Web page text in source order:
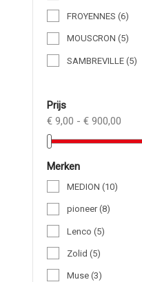
FROYENNES (6)
MOUSCRON (5)
SAMBREVILLE (5)
prijs
€ 9,00 - € 900,00
merken
MEDION (10)
pioneer(8)
Lenco (5)
Zolid (5)
Muse (3)